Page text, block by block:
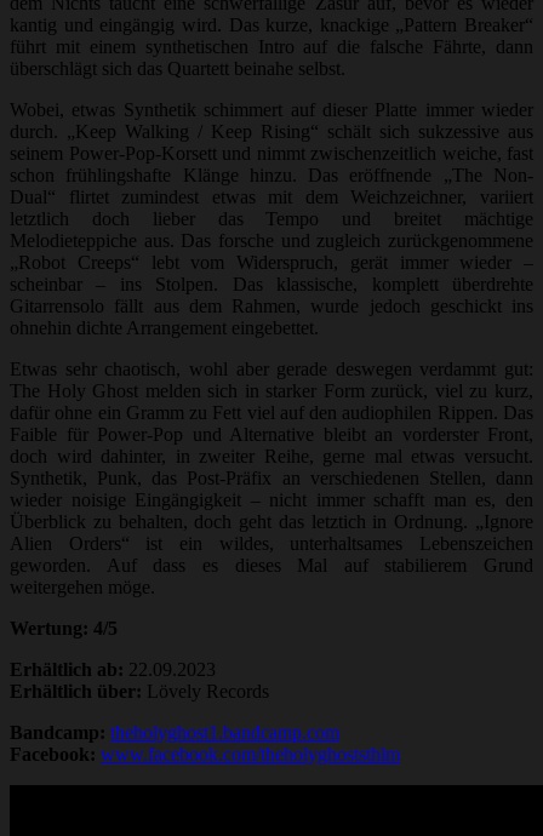
kantig und eingängig wird. Das kurze, knackige „Pattern Breaker“
führt mit einem synthetischen Intro auf die falsche Fährte, dann
überschlägt sich das Quartett beinahe selbst.
Wobei, etwas Synthetik schimmert auf dieser Platte immer wieder
durch. „Keep Walking / Keep Rising“ schält sich sukzessive aus
seinem Power-Pop-Korsett und nimmt zwischenzeitlich weiche, fast
schon frühlingshafte Klänge hinzu. Das eröffnende „The Non-
Dual“ flirtet zumindest etwas mit dem Weichzeichner, variiert
letztlich doch lieber das Tempo und breitet mächtige
Melodieteppiche aus. Das forsche und zugleich zurückgenommene
„Robot Creeps“ lebt vom Widerspruch, gerät immer wieder –
scheinbar – ins Stolpen. Das klassische, komplett überdrehte
Gitarrensolo fällt aus dem Rahmen, wurde jedoch geschickt ins
ohnehin dichte Arrangement eingebettet.
Etwas sehr chaotisch, wohl aber gerade deswegen verdammt gut:
The Holy Ghost melden sich in starker Form zurück, viel zu kurz,
dafür ohne ein Gramm zu Fett viel auf den audiophilen Rippen. Das
Faible für Power-Pop und Alternative bleibt an vorderster Front,
doch wird dahinter, in zweiter Reihe, gerne mal etwas versucht.
Synthetik, Punk, das Post-Präfix an verschiedenen Stellen, dann
wieder noisige Eingängigkeit – nicht immer schafft man es, den
Überblick zu behalten, doch geht das letztich in Ordnung. „Ignore
Alien Orders“ ist ein wildes, unterhaltsames Lebenszeichen
geworden. Auf dass es dieses Mal auf stabilierem Grund
weitergehen möge.
Wertung: 4/5
Erhältlich ab: 22.09.2023
Erhältlich über: Lövely Records
Bandcamp: theholyghost1.bandcamp.com
Facebook: www.facebook.com/theholyghoststhlm